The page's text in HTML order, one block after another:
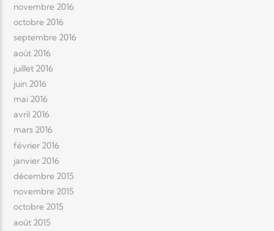
novembre 2016
octobre 2016
septembre 2016
août 2016
juillet 2016
juin 2016
mai 2016
avril 2016
mars 2016
février 2016
janvier 2016
décembre 2015
novembre 2015
octobre 2015
août 2015